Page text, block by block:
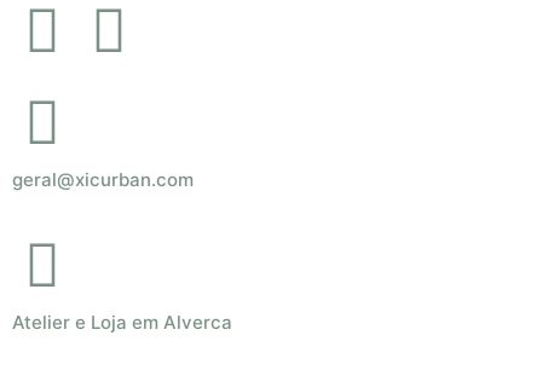
geral@xicurban.com
Atelier e Loja em Alverca